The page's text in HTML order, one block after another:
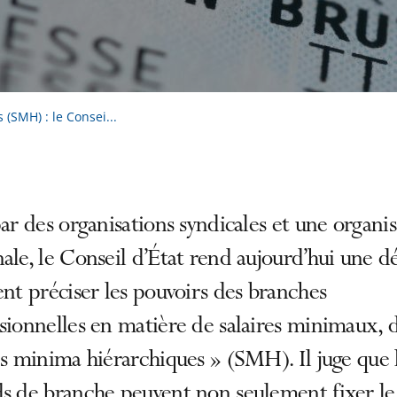
: le Consei...
des organisations syndicales et une
le Conseil d’État rend aujourd’hui une
préciser les pouvoirs des branches
en matière de salaires minimaux,
minima hiérarchiques » (SMH). Il juge que